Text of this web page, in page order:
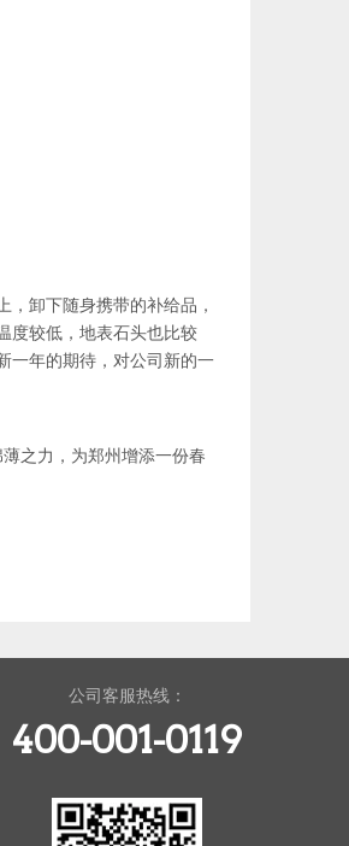
卸下随身携带的补给品，
度较低，地表石头也比较
一年的期待，对公司新的一
之力，为郑州增添一份春
公司客服热线：
400-001-0119